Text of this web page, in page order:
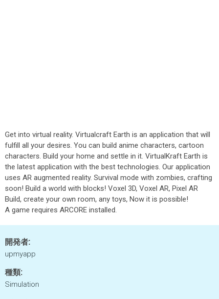
Get into virtual reality. Virtualcraft Earth is an application that will
fulfill all your desires. You can build anime characters, cartoon
characters. Build your home and settle in it. VirtualKraft Earth is
the latest application with the best technologies. Our application
uses AR augmented reality. Survival mode with zombies, crafting
soon! Build a world with blocks! Voxel 3D, Voxel AR, Pixel AR
Build, create your own room, any toys, Now it is possible!
A game requires ARCORE installed.
開発者:
upmyapp
種類:
Simulation